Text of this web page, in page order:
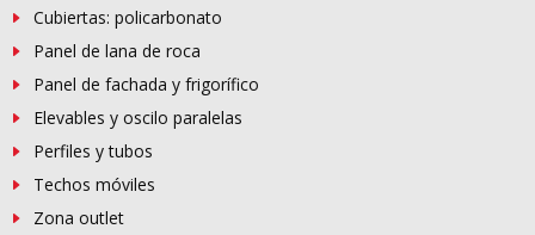
Cubiertas: policarbonato
Panel de lana de roca
Panel de fachada y frigorífico
Elevables y oscilo paralelas
Perfiles y tubos
Techos móviles
Zona outlet